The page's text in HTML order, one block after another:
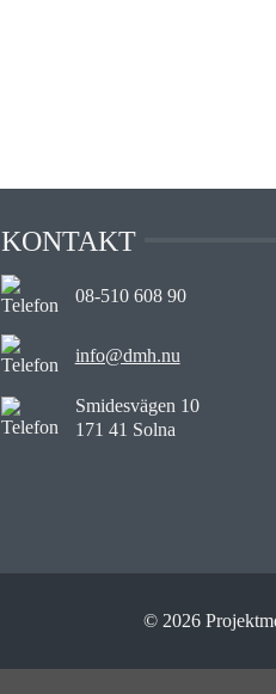
KONTAKT
08-510 608 90
info@dmh.nu
Smidesvägen 10
171 41 Solna
© 2026